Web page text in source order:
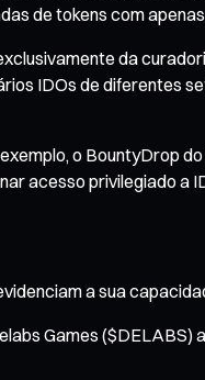
de tokens com
da
IDOs de diferentes
o BountyDrop
acesso privilegiado a
a sua
Games ($DELABS)